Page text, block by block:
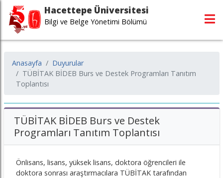
Hacettepe Üniversitesi
Bilgi ve Belge Yönetimi Bölümü
Anasayfa
Duyurular
TÜBİTAK BİDEB Burs ve Destek Programları Tanıtım
Toplantısı
TÜBİTAK BİDEB Burs ve Destek
Programları Tanıtım Toplantısı
Önlisans, lisans, yüksek lisans, doktora öğrencileri ile
doktora sonrası araştırmacılara TÜBİTAK tarafından